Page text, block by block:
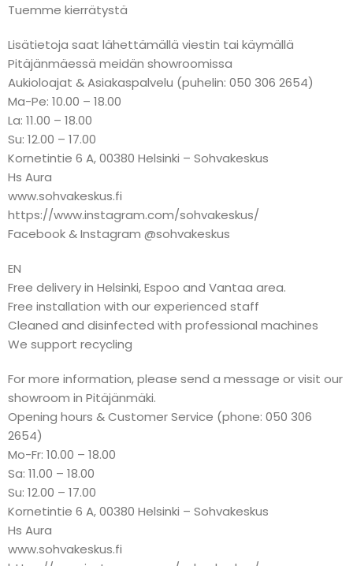
Tuemme kierrätystä
Lisätietoja saat lähettämällä viestin tai käymällä
Pitäjänmäessä meidän showroomissa
Aukioloajat & Asiakaspalvelu (puhelin: 050 306 2654)
Ma-Pe: 10.00 – 18.00
La: 11.00 – 18.00
Su: 12.00 – 17.00
Kornetintie 6 A, 00380 Helsinki – Sohvakeskus
Hs Aura
www.sohvakeskus.fi
https://www.instagram.com/sohvakeskus/
Facebook & Instagram @sohvakeskus
EN
Free delivery in Helsinki, Espoo and Vantaa area.
Free installation with our experienced staff
Cleaned and disinfected with professional machines
We support recycling
For more information, please send a message or visit our
showroom in Pitäjänmäki.
Opening hours & Customer Service (phone: 050 306
2654)
Mo-Fr: 10.00 – 18.00
Sa: 11.00 – 18.00
Su: 12.00 – 17.00
Kornetintie 6 A, 00380 Helsinki – Sohvakeskus
Hs Aura
www.sohvakeskus.fi